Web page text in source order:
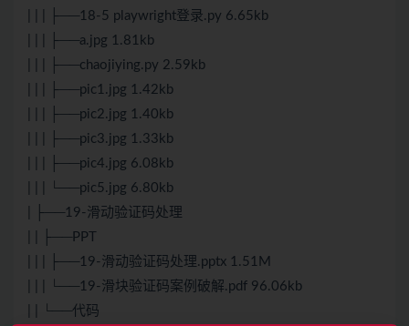
| | | ├──18-5 playwright登录.py 6.65kb
| | | ├──a.jpg 1.81kb
| | | ├──chaojiying.py 2.59kb
| | | ├──pic1.jpg 1.42kb
| | | ├──pic2.jpg 1.40kb
| | | ├──pic3.jpg 1.33kb
| | | ├──pic4.jpg 6.08kb
| | | └──pic5.jpg 6.80kb
| ├──19-滑动验证码处理
| | ├──PPT
| | | ├──19-滑动验证码处理.pptx 1.51M
| | | └──19-滑块验证码案例破解.pdf 96.06kb
| | └──代码